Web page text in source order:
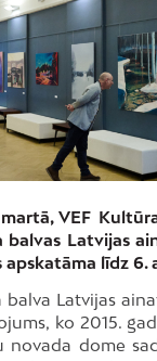
VEF
balvas Latvijas
apskatāma līdz 6.
balva Latvijas
ko 2015.
novada dome